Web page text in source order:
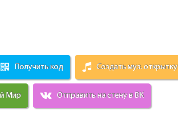
Получить код Создать муз. открытку
Мир Отправить на стену в ВК